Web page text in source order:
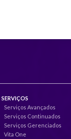
SERVIÇOS
Serviços Avançados
Serviços Continuados
Serviços Gerenciados
Vita One